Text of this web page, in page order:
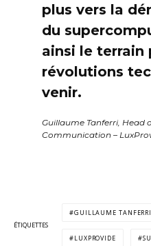
plus vers la
du
ainsi le terrain
révolutions
venir.
Guillaume Tanferri, Head
Communication –
ÉTIQUETTES
GUILLAUME TANFERRI
LUXPROVIDE